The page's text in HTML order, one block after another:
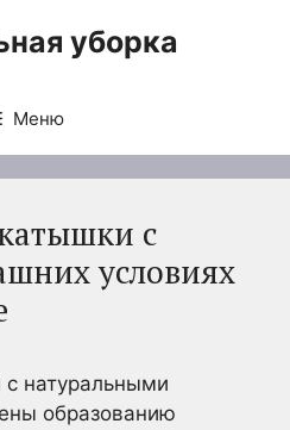
уборка
Меню
с
условиях
натуральными
образованию